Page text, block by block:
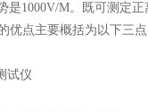
1000V/M。既可测定
点主要概括为以下三点